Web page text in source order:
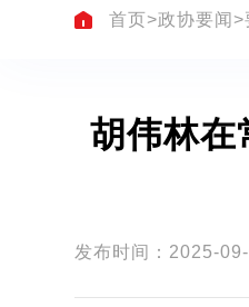
首页>政协要闻 >
胡伟林在
发布时间：2025-